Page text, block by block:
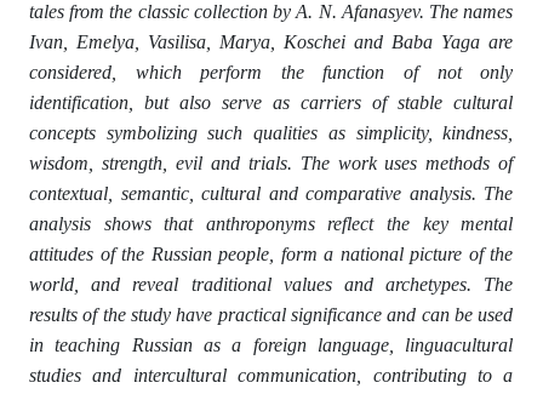
tales from the classic collection by A. N. Afanasyev. The names
Ivan, Emelya, Vasilisa, Marya, Koschei and Baba Yaga are
considered, which perform the function of not only
identification, but also serve as carriers of stable cultural
concepts symbolizing such qualities as simplicity, kindness,
wisdom, strength, evil and trials. The work uses methods of
contextual, semantic, cultural and comparative analysis. The
analysis shows that anthroponyms reflect the key mental
attitudes of the Russian people, form a national picture of the
world, and reveal traditional values and archetypes. The
results of the study have practical significance and can be used
in teaching Russian as a foreign language, linguacultural
studies and intercultural communication, contributing to a